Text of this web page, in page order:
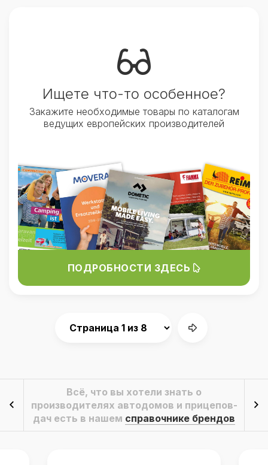
Ищете что-то особенное?
Закажите необходимые товары по каталогам
ведущих европейских производителей
ПОДРОБНОСТИ ЗДЕСЬ
Всё, что вы хотели знать о
производителях автодомов и прицепов-
дач есть в нашем справочнике брендов